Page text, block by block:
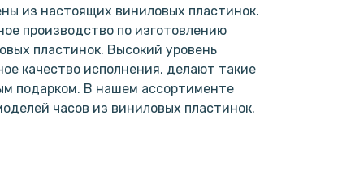
из настоящих виниловых пластинок.
производство по изготовлению
пластинок. Высокий уровень
качество исполнения, делают такие
подарком. В нашем ассортименте
часов из виниловых пластинок.